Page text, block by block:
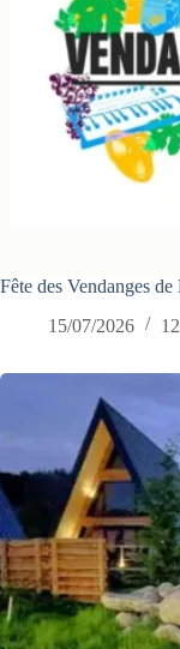
Fête des Vendanges
15/07/2026